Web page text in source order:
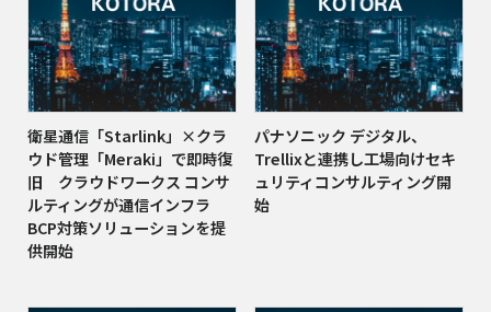
衛星通信「Starlink」×クラ
ウド管理「Meraki」で即時復
旧 クラウドワークス コンサ
ルティングが通信インフラ
BCP対策ソリューションを提
供開始
パナソニック デジタル、
Trellixと連携し工場向けセキ
ュリティコンサルティング開
始